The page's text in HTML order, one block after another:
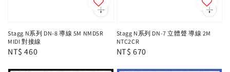
Stagg N系列 DN-8 導線 5M NMD5R
MIDI 對接線
Regular
NT$ 460
Stagg N系列 DN-7 立體聲 導線 2M
NTC2CR
Regular
NT$ 670